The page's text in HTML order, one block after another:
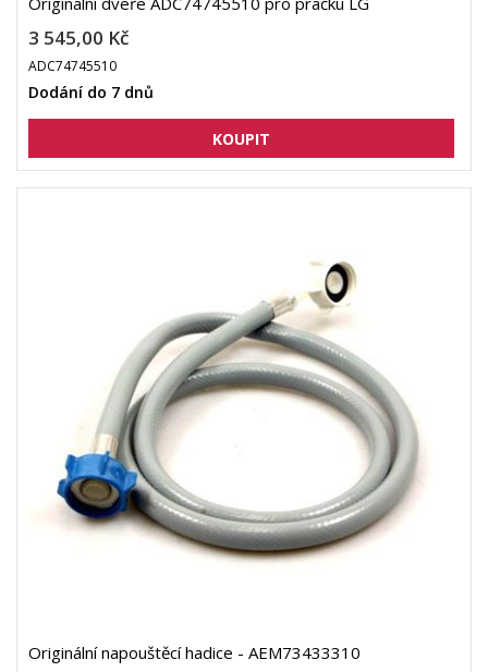
3 545,00 Kč
ADC74745510
Dodání do 7 dnů
Originální napouštěcí hadice - AEM73433310